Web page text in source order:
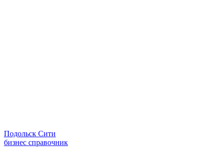
Подольск Сити
бизнес справочник